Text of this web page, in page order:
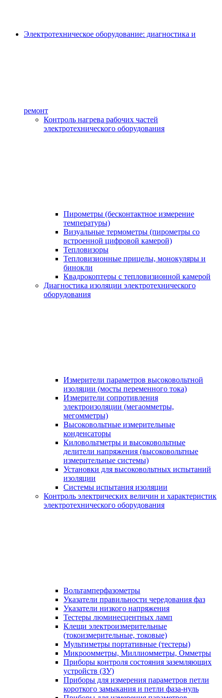
Электротехническое оборудование: диагностика и
ремонт
Контроль нагрева рабочих частей
электротехнического оборудования
Пирометры (бесконтактное измерение
температуры)
Визуальные термометры (пирометры со
встроенной цифровой камерой)
Тепловизоры
Тепловизионные прицелы, монокуляры и
бинокли
Квадрокоптеры с тепловизионной камерой
Диагностика изоляции электротехнического
оборудования
Измерители параметров высоковольтной
изоляции (мосты переменного тока)
Измерители сопротивления
электроизоляции (мегаомметры,
мегомметры)
Высоковольтные измерительные
конденсаторы
Киловольтметры и высоковольтные
делители напряжения (высоковольтные
измерительные системы)
Установки для высоковольтных испытаний
изоляции
Системы испытания изоляции
Контроль электрических величин и характеристик
электротехнического оборудования
Вольтамперфазометры
Указатели правильности чередования фаз
Указатели низкого напряжения
Тестеры люминесцентных ламп
Клещи электроизмерительные
(токоизмерительные, токовые)
Мультиметры портативные (тестеры)
Микроомметры, Миллиомметры, Омметры
Приборы контроля состояния заземляющих
устройств (ЗУ)
Приборы для измерения параметров петли
короткого замыкания и петли фаза-нуль